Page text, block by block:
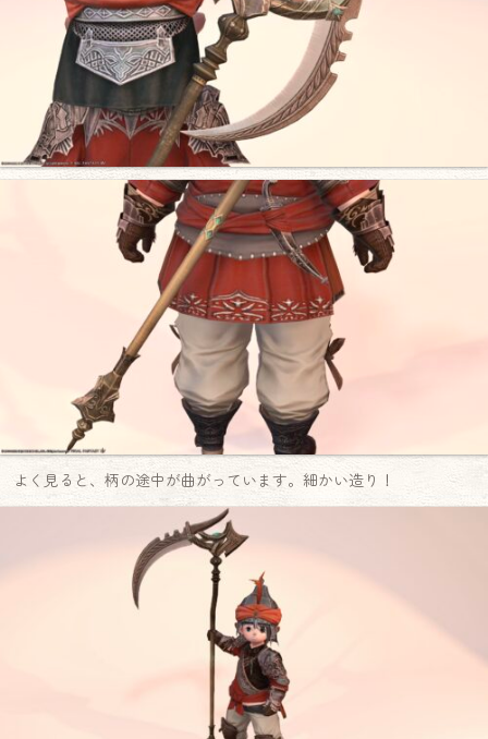
よく見ると、柄の途中が曲がっています。細かい造り！